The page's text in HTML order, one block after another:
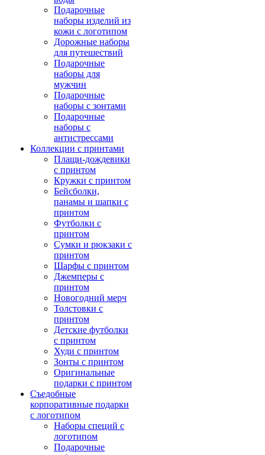
Подарочные
наборы изделий из
кожи с логотипом
Дорожные наборы
для путешествий
Подарочные
наборы для
мужчин
Подарочные
наборы с зонтами
Подарочные
наборы с
антистрессами
Коллекции с принтами
Плащи-дождевики
с принтом
Кружки с принтом
Бейсболки,
панамы и шапки с
принтом
Футболки с
принтом
Сумки и рюкзаки с
принтом
Шарфы с принтом
Джемперы с
принтом
Новогодний мерч
Толстовки с
принтом
Детские футболки
с принтом
Худи с принтом
Зонты с принтом
Оригинальные
подарки с принтом
Съедобные
корпоративные подарки
с логотипом
Наборы специй с
логотипом
Подарочные